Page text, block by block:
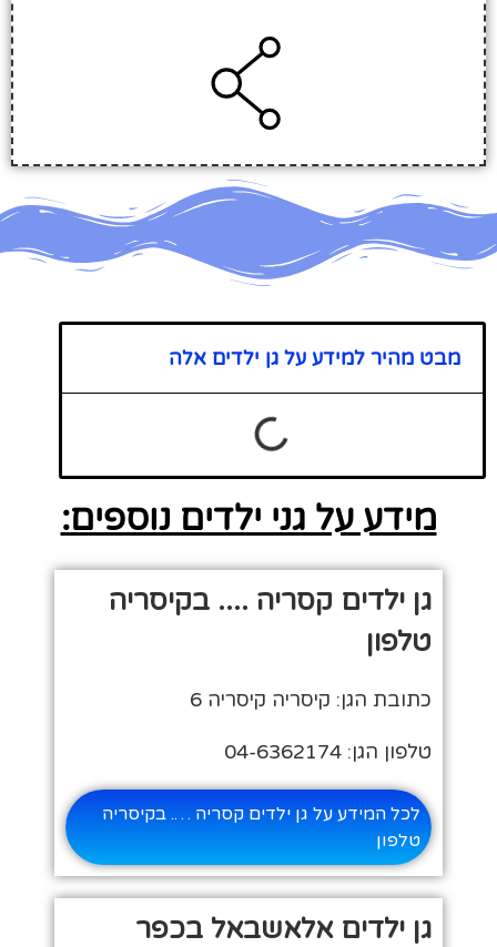
מבט מהיר למידע על גן ילדים אלה
מידע על גני ילדים נוספים:
גן ילדים קסריה .... בקיסריה
טלפון
כתובת הגן: קיסריה קיסריה 6
טלפון הגן: 04-6362174
לכל המידע על גן ילדים קסריה …. בקיסריה
טלפון
גן ילדים אלאשבאל בכפר